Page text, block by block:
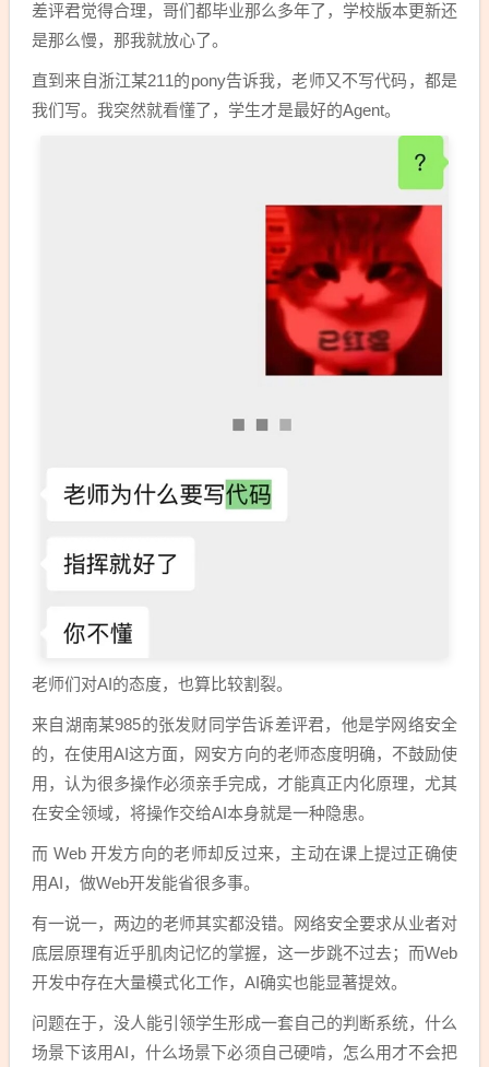
差评君觉得合理，哥们都毕业那么多年了，学校版本更新还
是那么慢，那我就放心了。
直到来自浙江某211的pony告诉我，老师又不写代码，都是
我们写。我突然就看懂了，学生才是最好的Agent。
老师们对AI的态度，也算比较割裂。
来自湖南某985的张发财同学告诉差评君，他是学网络安全
的，在使用AI这方面，网安方向的老师态度明确，不鼓励使
用，认为很多操作必须亲手完成，才能真正内化原理，尤其
在安全领域，将操作交给AI本身就是一种隐患。
而 Web 开发方向的老师却反过来，主动在课上提过正确使
用AI，做Web开发能省很多事。
有一说一，两边的老师其实都没错。网络安全要求从业者对
底层原理有近乎肌肉记忆的掌握，这一步跳不过去；而Web
开发中存在大量模式化工作，AI确实也能显著提效。
问题在于，没人能引领学生形成一套自己的判断系统，什么
场景下该用AI，什么场景下必须自己硬啃，怎么用才不会把